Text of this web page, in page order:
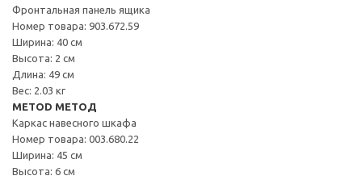
Фронтальная панель ящика
Номер товара: 903.672.59
Ширина: 40 см
Высота: 2 см
Длина: 49 см
Вес: 2.03 кг
METOD МЕТОД
Каркас навесного шкафа
Номер товара: 003.680.22
Ширина: 45 см
Высота: 6 см